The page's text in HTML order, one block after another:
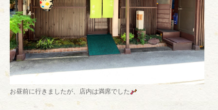
お昼前に行きましたが、店内は満席でした